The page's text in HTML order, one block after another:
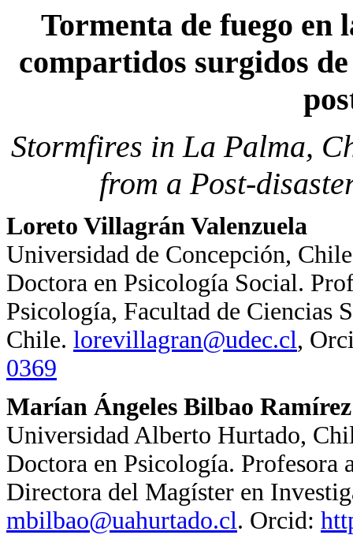
Tormenta de fuego en
compartidos surgidos
Stormfires in La Palma,
from a Post-
Loreto Villagrán Valenzuela
Universidad de Concepción, Chile
Doctora en Psicología Social.
Psicología, Facultad de Ciencias
Chile. lorevillagran@udec.cl,
0369
Marían Ángeles Bilbao Ramírez
Universidad Alberto Hurtado,
Doctora en Psicología.
Directora del Magíster en
mbilbao@uahurtado.cl. Orcid: